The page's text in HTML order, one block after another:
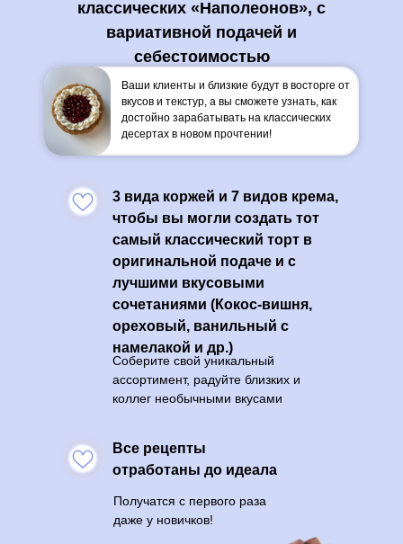
3 вида коржей и 7 видов крема,
чтобы вы могли создать тот
самый классический торт в
оригинальной подаче и с
лучшими вкусовыми
сочетаниями (Кокос-вишня,
ореховый, ванильный с
намелакой и др.)
Соберите свой уникальный
ассортимент, радуйте близких и
коллег необычными вкусами
Все рецепты
отработаны до идеала
Получатся с первого раза
даже у новичков!
классических «Наполеонов», с
вариативной подачей и
себестоимостью
Ваши клиенты и близкие будут в восторге от
вкусов и текстур, а вы сможете узнать, как
достойно зарабатывать на классических
десертах в новом прочтении!